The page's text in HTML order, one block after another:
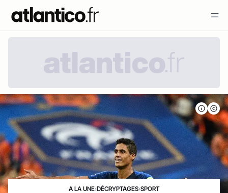
A LA UNE›DÉCRYPTAGES›SPORT